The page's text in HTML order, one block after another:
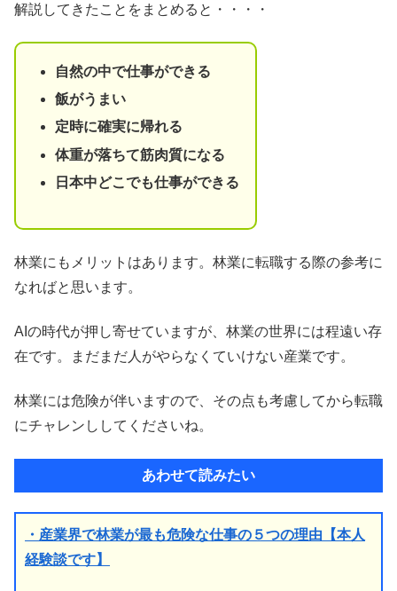
解説してきたことをまとめると・・・・
自然の中で仕事ができる
飯がうまい
定時に確実に帰れる
体重が落ちて筋肉質になる
日本中どこでも仕事ができる
林業にもメリットはあります。林業に転職する際の参考に
なればと思います。
AIの時代が押し寄せていますが、林業の世界には程遠い存
在です。まだまだ人がやらなくていけない産業です。
林業には危険が伴いますので、その点も考慮してから転職
にチャレンししてくださいね。
あわせて読みたい
・産業界で林業が最も危険な仕事の５つの理由【本人
経験談です】